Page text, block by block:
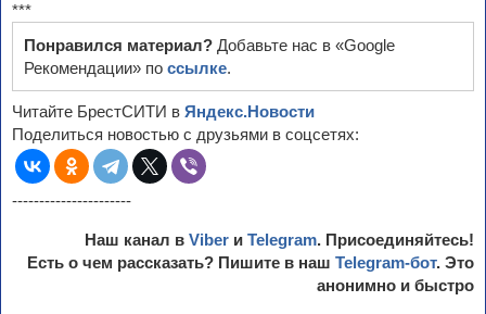
***
Понравился материал? Добавьте нас в «Google
Рекомендации» по ссылке.
Читайте БрестСИТИ в Яндекс.Новости
Поделиться новостью с друзьями в соцсетях:
----------------------
Наш канал в Viber и Telegram. Присоединяйтесь!
Есть о чем рассказать? Пишите в наш Telegram-бот. Это
анонимно и быстро